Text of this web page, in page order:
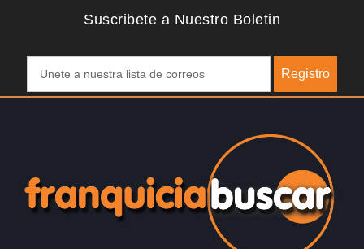
Suscribete a Nuestro Boletin
Registro